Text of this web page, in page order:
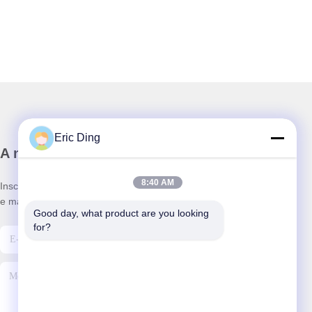
A nossa newsletter
Inscreva-se no nosso boletim informativo para obter descontos
e mais.
Eric Ding
8:40 AM
Good day, what product are you looking
for?